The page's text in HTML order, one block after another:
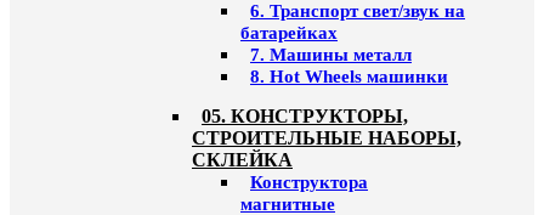
6. Транспорт свет/звук на
батарейках
7. Машины металл
8. Hot Wheels машинки
05. КОНСТРУКТОРЫ,
СТРОИТЕЛЬНЫЕ НАБОРЫ,
СКЛЕЙКА
Конструктора
магнитные